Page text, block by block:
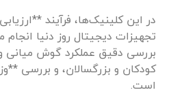
در این کلینیک‌ها، فرآیند
تجهیزات دیجیتال روز دنیا
بررسی دقیق عملکرد گوش میانی
کودکان و بزرگسالان، و بررسی
است.